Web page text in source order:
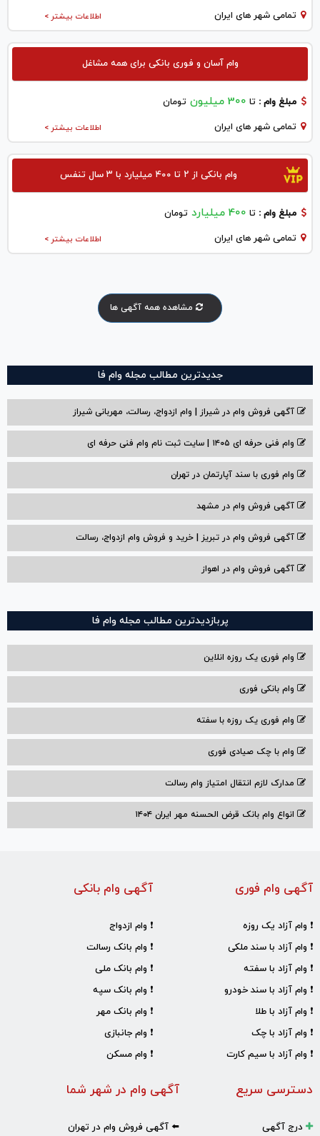
اطلاعات بیشتر > تمامی شهر های ایران
وام آسان و فوری بانکی برای همه مشاغل
مبلغ وام : تا 300 میلیون تومان
اطلاعات بیشتر > تمامی شهر های ایران
وام بانکی از ۲ تا ۴۰۰ میلیارد با ۳ سال تنفس
مبلغ وام : تا 400 میلیارد تومان
اطلاعات بیشتر > تمامی شهر های ایران
مشاهده همه آگهی ها
جدیدترین مطالب مجله وام فا
آگهی فروش وام در شیراز | وام ازدواج، رسالت، مهربانی شیراز
وام فنی حرفه ای ۱۴۰۵ | سایت ثبت نام وام فنی حرفه ای
وام فوری با سند آپارتمان در تهران
آگهی فروش وام در مشهد
آگهی فروش وام در تبریز | خرید و فروش وام ازدواج، رسالت
آگهی فروش وام در اهواز
پربازدیدترین مطالب مجله وام فا
وام فوری یک روزه انلاین
وام بانکی فوری
وام فوری یک روزه با سفته
وام با‌ چک صیادی‌ فوری
مدارک لازم انتقال امتیاز وام رسالت
انواع وام بانک قرض الحسنه مهر ایران ۱۴۰۴
آگهی وام بانکی
❗ وام ازدواج
❗ وام بانک رسالت
❗ وام بانک ملی
❗ وام بانک سپه
❗ وام بانک مهر
❗ وام جانبازی
❗ وام مسکن
آگهی وام فوری
❗ وام آزاد یک روزه
❗ وام آزاد با سند ملکی
❗ وام آزاد با سفته
❗ وام آزاد با سند خودرو
❗ وام آزاد با طلا
❗ وام آزاد با چک
❗ وام آزاد با سیم کارت
آگهی وام در شهر شما
⬅️ آگهی فروش وام در تهران
دسترسی سریع
درج آگهی